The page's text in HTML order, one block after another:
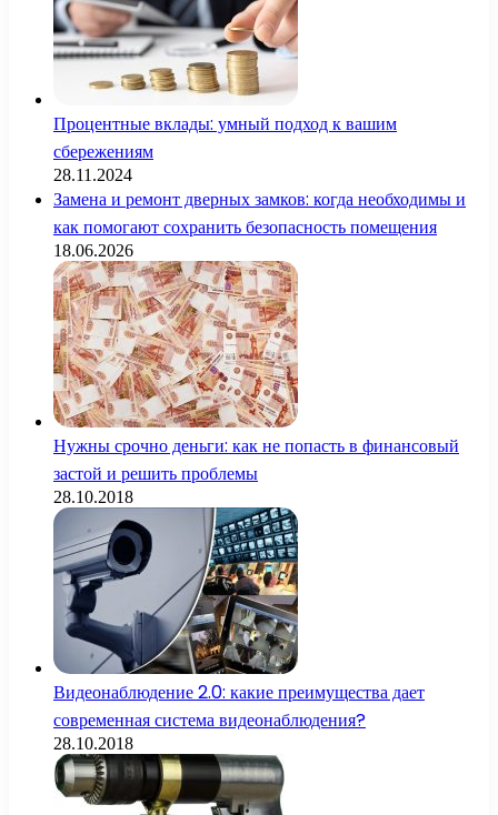
Процентные вклады: умный подход к вашим
сбережениям
28.11.2024
Замена и ремонт дверных замков: когда необходимы и
как помогают сохранить безопасность помещения
18.06.2026
Нужны срочно деньги: как не попасть в финансовый
застой и решить проблемы
28.10.2018
Видеонаблюдение 2.0: какие преимущества дает
современная система видеонаблюдения?
28.10.2018